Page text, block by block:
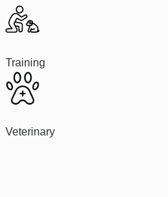
Training
Veterinary